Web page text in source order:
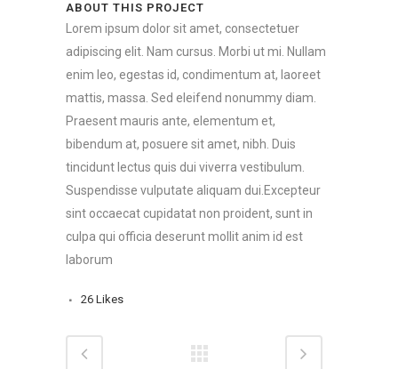
ABOUT THIS PROJECT
Lorem ipsum dolor sit amet, consectetuer
adipiscing elit. Nam cursus. Morbi ut mi. Nullam
enim leo, egestas id, condimentum at, laoreet
mattis, massa. Sed eleifend nonummy diam.
Praesent mauris ante, elementum et,
bibendum at, posuere sit amet, nibh. Duis
tincidunt lectus quis dui viverra vestibulum.
Suspendisse vulputate aliquam dui.Excepteur
sint occaecat cupidatat non proident, sunt in
culpa qui officia deserunt mollit anim id est
laborum
26 Likes